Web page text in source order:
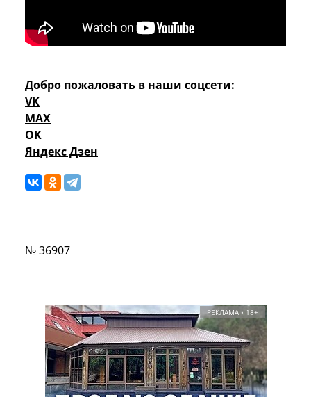
Добро пожаловать в наши соцсети:
VK
MAX
OK
Яндекс Дзен
№ 36907
РЕКЛАМА • 18+